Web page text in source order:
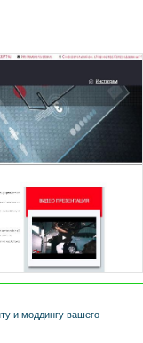
и моддингу вашего